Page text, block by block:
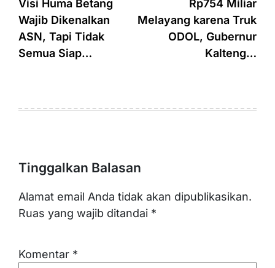
pos
Visi Huma Betang
Wajib Dikenalkan
ASN, Tapi Tidak
Semua Siap…
Rp754 Miliar
Melayang karena Truk
ODOL, Gubernur
Kalteng…
Tinggalkan Balasan
Alamat email Anda tidak akan dipublikasikan.
Ruas yang wajib ditandai *
Komentar *